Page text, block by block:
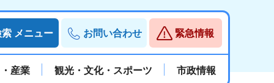
索 メニュー お問い合わせ 緊急情報
産業 観光・文化・スポーツ 市政情報